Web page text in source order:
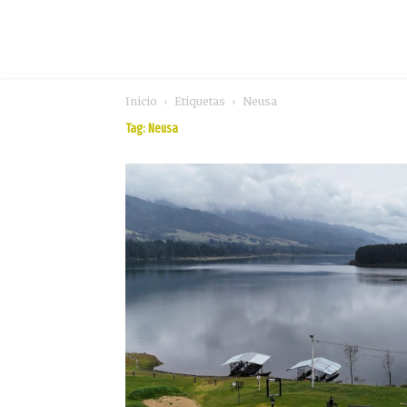
Inicio Etiquetas Neusa
Tag: Neusa